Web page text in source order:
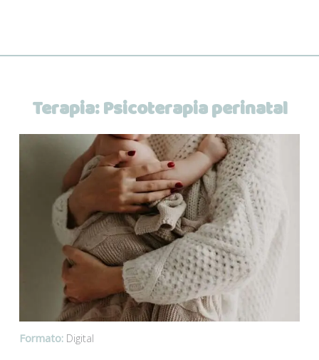
Terapia:Psicoterapia perinatal
Formato: Digital